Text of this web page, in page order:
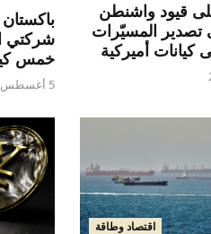
قيود واشنطن
المسيّرات
كيانات أميركية
شركتي
خمس
5 أغسطس 2026
اقتصاد وطاقة